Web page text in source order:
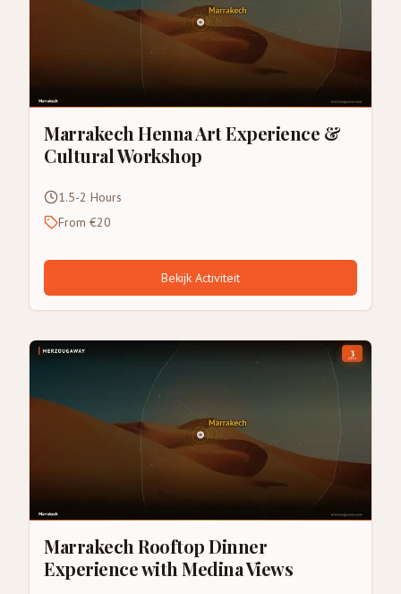
Marrakech Henna Art Experience &
Cultural Workshop
1.5-2 Hours
From €20
Bekijk Activiteit
Marrakech Rooftop Dinner
Experience with Medina Views